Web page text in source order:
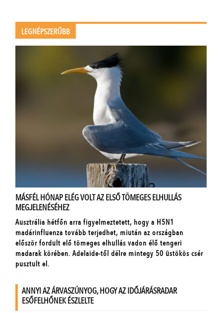
LEGNÉPSZERŰBB